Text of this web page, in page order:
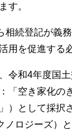
す。
相続登記が義
用を促進する
令和4年度国
空き家化の
）として採択
ノロジーズ）